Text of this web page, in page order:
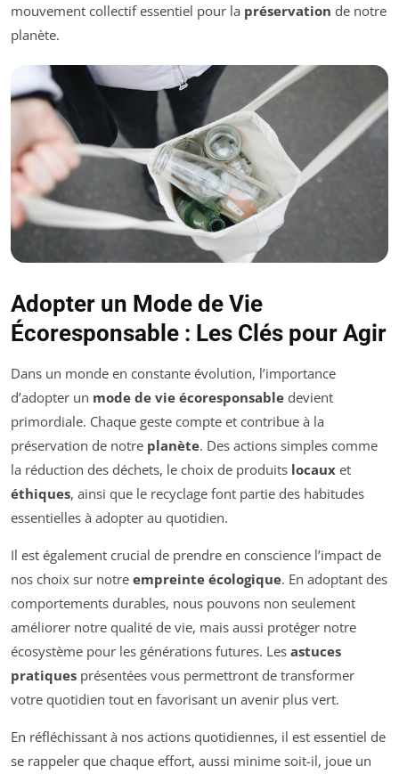
mouvement collectif essentiel pour la préservation de notre
planète.
Adopter un Mode de Vie
Écoresponsable : Les Clés pour Agir
Dans un monde en constante évolution, l’importance
d’adopter un mode de vie écoresponsable devient
primordiale. Chaque geste compte et contribue à la
préservation de notre planète. Des actions simples comme
la réduction des déchets, le choix de produits locaux et
éthiques, ainsi que le recyclage font partie des habitudes
essentielles à adopter au quotidien.
Il est également crucial de prendre en conscience l’impact de
nos choix sur notre empreinte écologique. En adoptant des
comportements durables, nous pouvons non seulement
améliorer notre qualité de vie, mais aussi protéger notre
écosystème pour les générations futures. Les astuces
pratiques présentées vous permettront de transformer
votre quotidien tout en favorisant un avenir plus vert.
En réfléchissant à nos actions quotidiennes, il est essentiel de
se rappeler que chaque effort, aussi minime soit-il, joue un